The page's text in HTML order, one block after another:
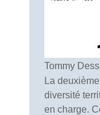
Tommy
La
diversité
en charge.